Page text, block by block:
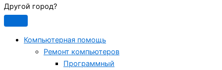
Другой город?
Компьютерная помощь
Ремонт компьютеров
Программный